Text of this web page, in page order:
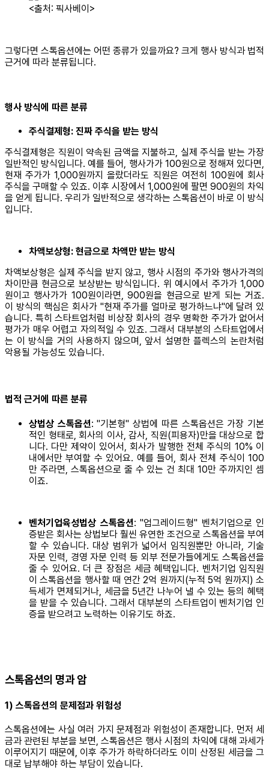
<출처: 픽사베이>
그렇다면 스톡옵션에는 어떤 종류가 있을까요? 크게 행사 방식과 법적
근거에 따라 분류됩니다.
행사 방식에 따른 분류
주식결제형: 진짜 주식을 받는 방식
주식결제형은 직원이 약속된 금액을 지불하고, 실제 주식을 받는 가장
일반적인 방식입니다. 예를 들어, 행사가가 100원으로 정해져 있다면,
현재 주가가 1,000원까지 올랐더라도 직원은 여전히 100원에 회사
주식을 구매할 수 있죠. 이후 시장에서 1,000원에 팔면 900원의 차익
을 얻게 됩니다. 우리가 일반적으로 생각하는 스톡옵션이 바로 이 방식
입니다.
차액보상형: 현금으로 차액만 받는 방식
차액보상형은 실제 주식을 받지 않고, 행사 시점의 주가와 행사가격의
차이만큼 현금으로 보상받는 방식입니다. 위 예시에서 주가가 1,000
원이고 행사가가 100원이라면, 900원을 현금으로 받게 되는 거죠.
이 방식의 핵심은 회사가 "현재 주가를 얼마로 평가하느냐"에 달려 있
습니다. 특히 스타트업처럼 비상장 회사의 경우 명확한 주가가 없어서
평가가 매우 어렵고 자의적일 수 있죠. 그래서 대부분의 스타트업에서
는 이 방식을 거의 사용하지 않으며, 앞서 설명한 플렉스의 논란처럼
악용될 가능성도 있습니다.
법적 근거에 따른 분류
상법상 스톡옵션: "기본형" 상법에 따른 스톡옵션은 가장 기본
적인 형태로, 회사의 이사, 감사, 직원(피용자)만을 대상으로 합
니다. 다만 제약이 있어서, 회사가 발행한 전체 주식의 10% 이
내에서만 부여할 수 있어요. 예를 들어, 회사 전체 주식이 100
만 주라면, 스톡옵션으로 줄 수 있는 건 최대 10만 주까지인 셈
이죠.
벤처기업육성법상 스톡옵션: "업그레이드형" 벤처기업으로 인
증받은 회사는 상법보다 훨씬 유연한 조건으로 스톡옵션을 부여
할 수 있습니다. 대상 범위가 넓어서 임직원뿐만 아니라, 기술
자문 인력, 경영 자문 인력 등 외부 전문가들에게도 스톡옵션을
줄 수 있어요. 더 큰 장점은 세금 혜택입니다. 벤처기업 임직원
이 스톡옵션을 행사할 때 연간 2억 원까지(누적 5억 원까지) 소
득세가 면제되거나, 세금을 5년간 나누어 낼 수 있는 등의 혜택
을 받을 수 있습니다. 그래서 대부분의 스타트업이 벤처기업 인
증을 받으려고 노력하는 이유기도 하죠.
스톡옵션의 명과 암
1) 스톡옵션의 문제점과 위험성
스톡옵션에는 사실 여러 가지 문제점과 위험성이 존재합니다. 먼저 세
금과 관련된 부분을 보면, 스톡옵션은 행사 시점의 차익에 대해 과세가
이루어지기 때문에, 이후 주가가 하락하더라도 이미 산정된 세금을 그
대로 납부해야 하는 부담이 있습니다.